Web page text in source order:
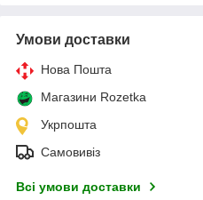
Умови доставки
Нова Пошта
Магазини Rozetka
Укрпошта
Самовивіз
Всі умови доставки